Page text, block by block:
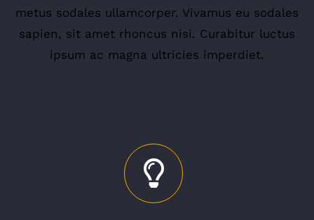
metus sodales ullamcorper. Vivamus eu sodales
sapien, sit amet rhoncus nisi. Curabitur luctus
ipsum ac magna ultricies imperdiet.